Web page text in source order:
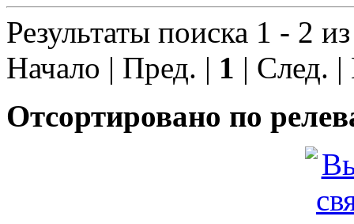
Результаты поиска 1 - 2
Начало | Пред. | 1 | След.
Отсортировано по